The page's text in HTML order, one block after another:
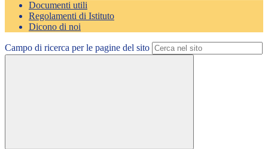
Documenti utili
Regolamenti di Istituto
Dicono di noi
Campo di ricerca per le pagine del sito